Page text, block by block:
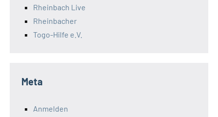
Rheinbach Live
Rheinbacher
Togo-Hilfe e.V.
Meta
Anmelden